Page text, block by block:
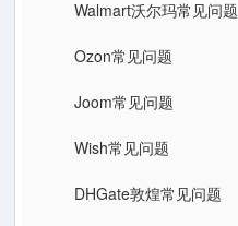
Walmart沃尔玛常见问题
Ozon常见问题
Joom常见问题
Wish常见问题
DHGate敦煌常见问题